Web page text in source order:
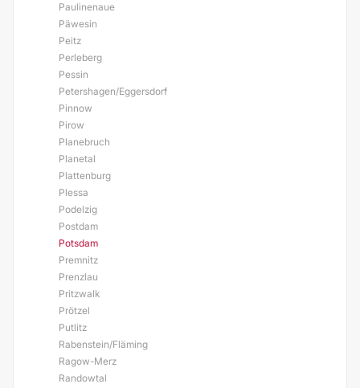
Paulinenaue
Päwesin
Peitz
Perleberg
Pessin
Petershagen/Eggersdorf
Pinnow
Pirow
Planebruch
Planetal
Plattenburg
Plessa
Podelzig
Postdam
Potsdam
Premnitz
Prenzlau
Pritzwalk
Prötzel
Putlitz
Rabenstein/Fläming
Ragow-Merz
Randowtal